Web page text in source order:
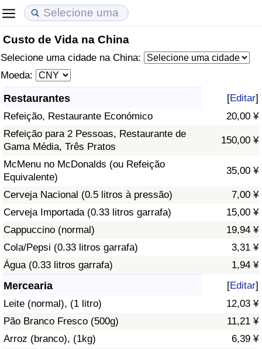
Custo de Vida na China
Selecione uma cidade na China:
Moeda:
Restaurantes [Editar]
Refeição, Restaurante Económico
20,00 ¥
Refeição para 2 Pessoas, Restaurante de
Gama Média, Três Pratos
150,00 ¥
McMenu no McDonalds (ou Refeição
Equivalente)
35,00 ¥
Cerveja Nacional (0.5 litros à pressão)
7,00 ¥
Cerveja Importada (0.33 litros garrafa)
15,00 ¥
Cappuccino (normal)
19,94 ¥
Cola/Pepsi (0.33 litros garrafa)
3,31 ¥
Água (0.33 litros garrafa)
1,94 ¥
Mercearia [Editar]
Leite (normal), (1 litro)
12,03 ¥
Pão Branco Fresco (500g)
11,21 ¥
Arroz (branco), (1kg)
6,39 ¥
Custo de Vida
Indicador de Custo de Vida (Atual)
Indicador de Custo de Vida
Indicador de Custo de Vida Por País
em Aqaba
Preços de Imóveis
Indicador de Preços de Imóveis (Atual)
Indicador de Preços de Imóveis
Indicador de Preços de Imóveis por País
Qualidade de Vida
Indicador de Qualidade de Vida
Indicador de Qualidade de Vida (Atual)
Índice de qualidade de vida por país
Crime
Taxa do Indicador de Crime (Atual)
Indicador de Crime
Índice de criminalidade por país
Saúde
Indicador de Saúde (Atual)
Indicador de Saúde